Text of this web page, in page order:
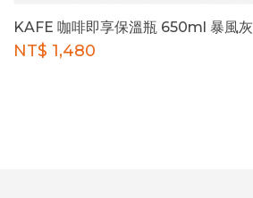
KAFE 咖啡即享保溫瓶 650ml 暴風灰
NT$ 1,480